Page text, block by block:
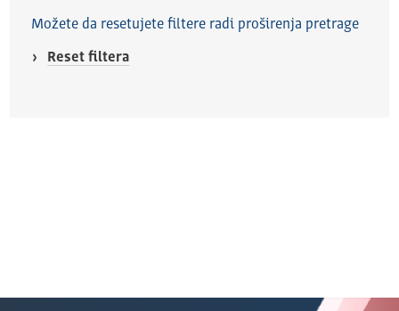
Možete da resetujete filtere radi proširenja pretrage
Reset filtera